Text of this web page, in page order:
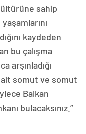
sahip
kaydeden
bu çalışma
arşınladığı
somut ve somut
Balkan
bulacaksınız.”